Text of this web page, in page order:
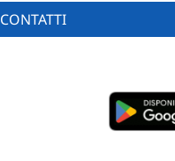
CONTATTI